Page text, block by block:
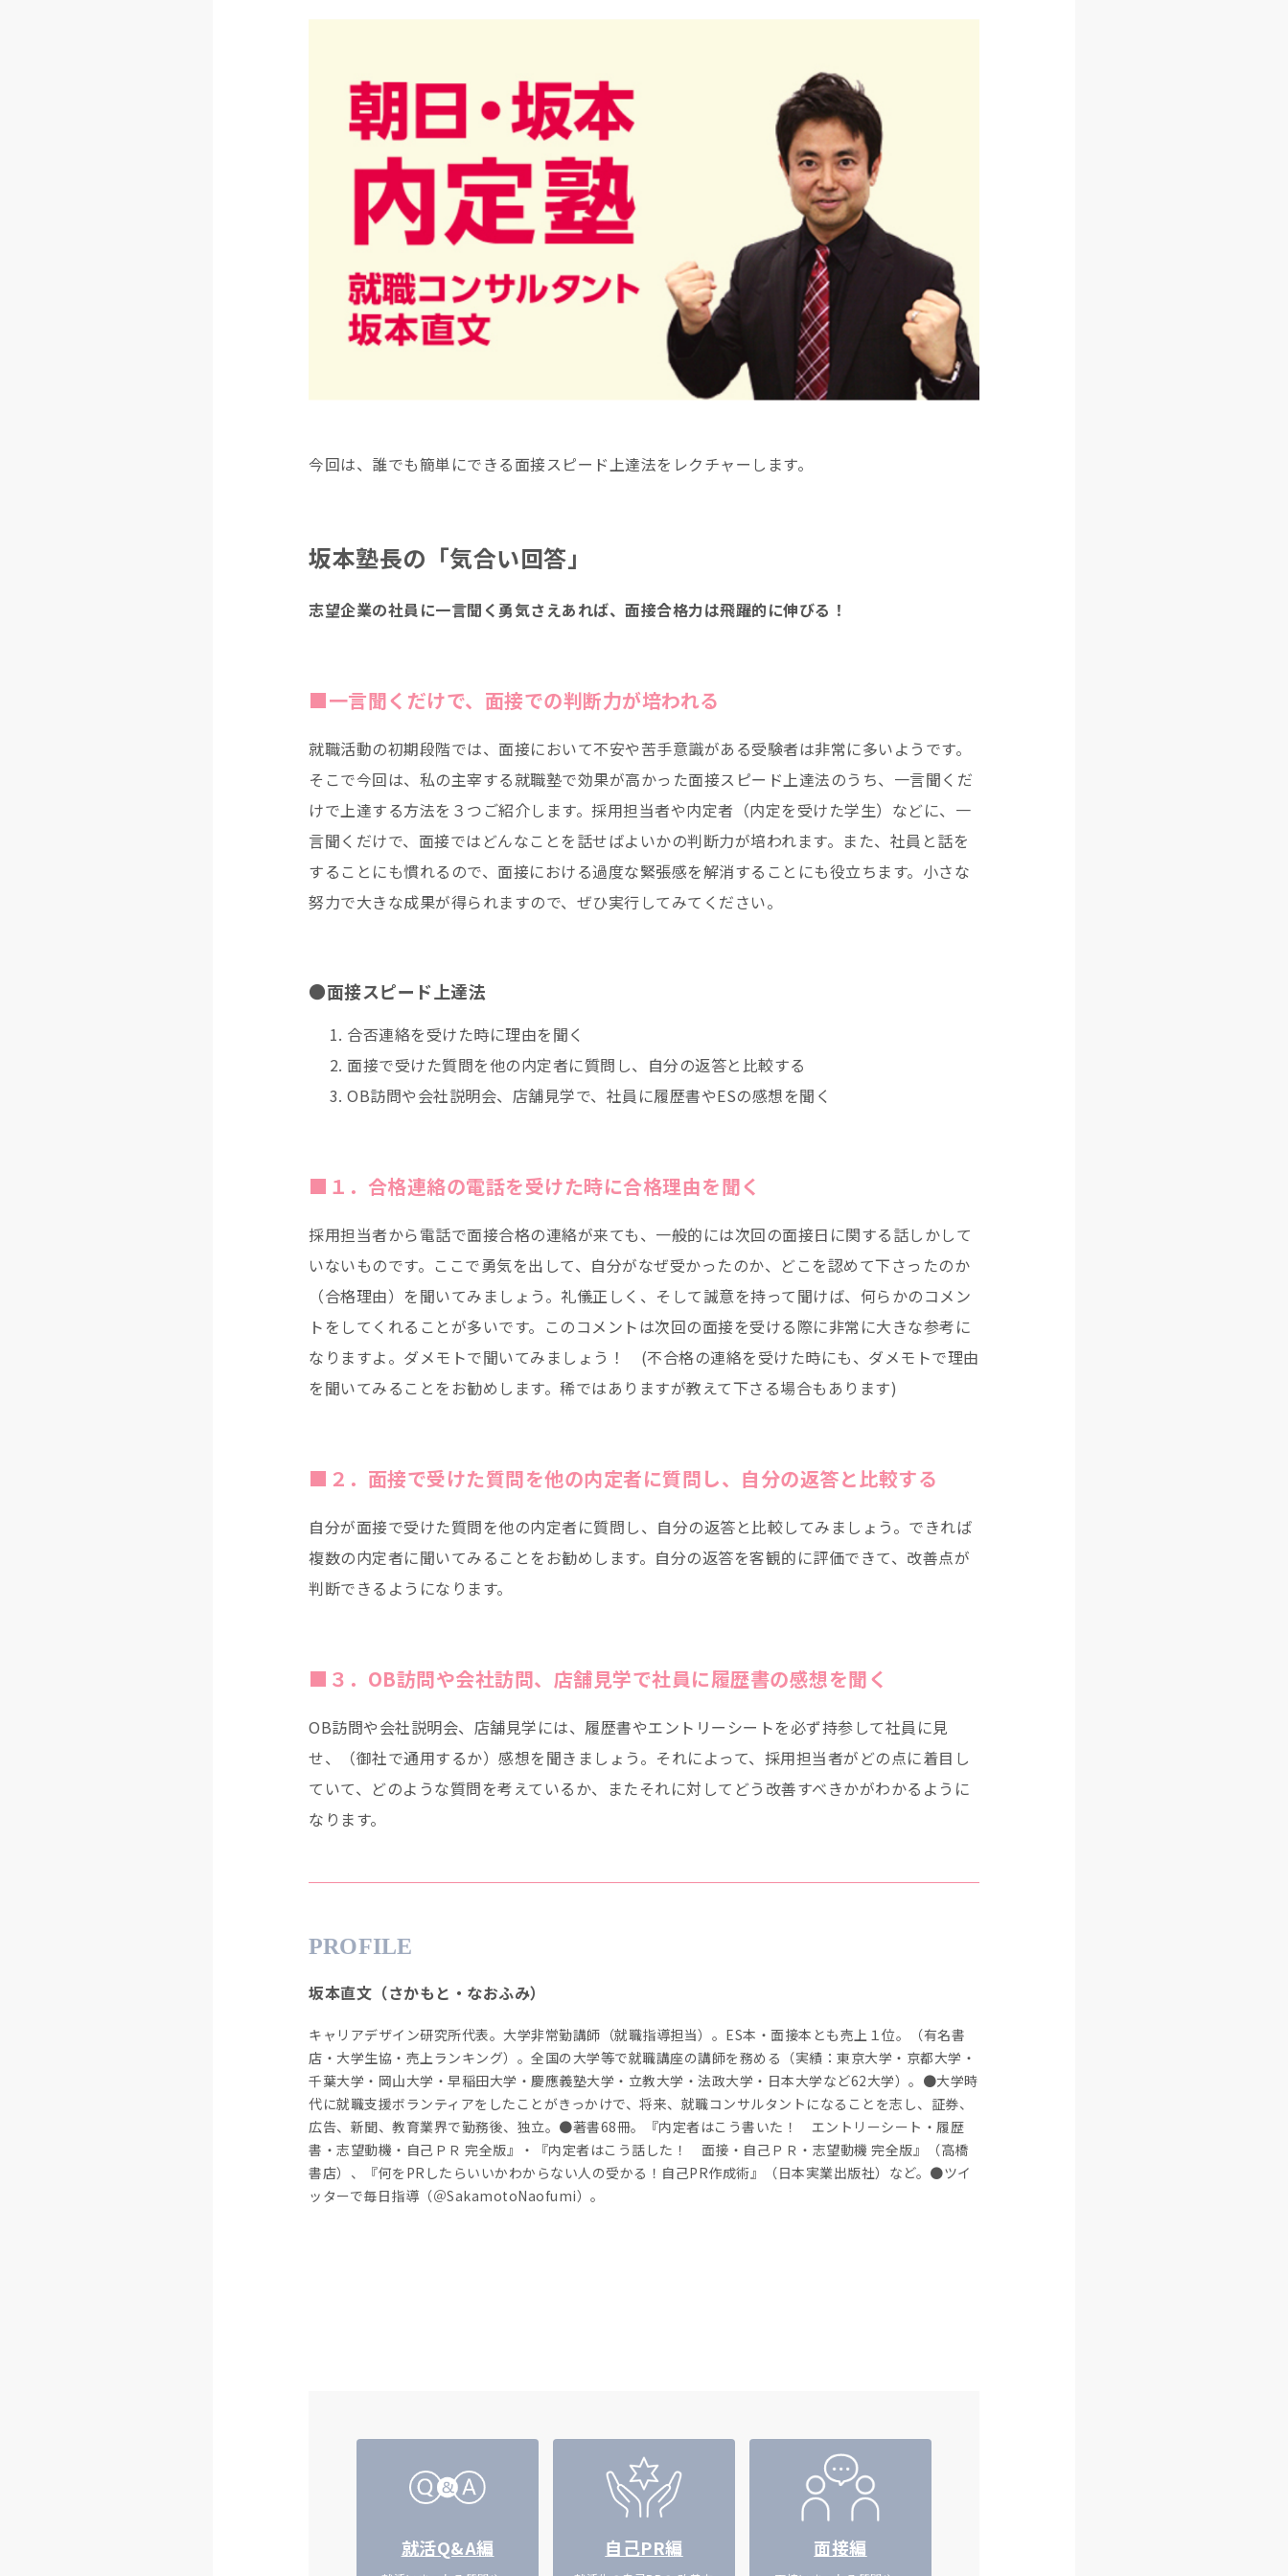
今回は、誰でも簡単にできる面接スピード上達法をレクチャーします。
坂本塾長の「気合い回答」
志望企業の社員に一言聞く勇気さえあれば、面接合格力は飛躍的に伸びる！
■一言聞くだけで、面接での判断力が培われる
就職活動の初期段階では、面接において不安や苦手意識がある受験者は非常に多いようです。
そこで今回は、私の主宰する就職塾で効果が高かった面接スピード上達法のうち、一言聞くだ
けで上達する方法を３つご紹介します。採用担当者や内定者（内定を受けた学生）などに、一
言聞くだけで、面接ではどんなことを話せばよいかの判断力が培われます。また、社員と話を
することにも慣れるので、面接における過度な緊張感を解消することにも役立ちます。小さな
努力で大きな成果が得られますので、ぜひ実行してみてください。
●面接スピード上達法
合否連絡を受けた時に理由を聞く
面接で受けた質問を他の内定者に質問し、自分の返答と比較する
OB訪問や会社説明会、店舗見学で、社員に履歴書やESの感想を聞く
■１．合格連絡の電話を受けた時に合格理由を聞く
採用担当者から電話で面接合格の連絡が来ても、一般的には次回の面接日に関する話しかして
いないものです。ここで勇気を出して、自分がなぜ受かったのか、どこを認めて下さったのか
（合格理由）を聞いてみましょう。礼儀正しく、そして誠意を持って聞けば、何らかのコメン
トをしてくれることが多いです。このコメントは次回の面接を受ける際に非常に大きな参考に
なりますよ。ダメモトで聞いてみましょう！ (不合格の連絡を受けた時にも、ダメモトで理由
を聞いてみることをお勧めします。稀ではありますが教えて下さる場合もあります)
■２．面接で受けた質問を他の内定者に質問し、自分の返答と比較する
自分が面接で受けた質問を他の内定者に質問し、自分の返答と比較してみましょう。できれば
複数の内定者に聞いてみることをお勧めします。自分の返答を客観的に評価できて、改善点が
判断できるようになります。
■３．OB訪問や会社訪問、店舗見学で社員に履歴書の感想を聞く
OB訪問や会社説明会、店舗見学には、履歴書やエントリーシートを必ず持参して社員に見
せ、（御社で通用するか）感想を聞きましょう。それによって、採用担当者がどの点に着目し
ていて、どのような質問を考えているか、またそれに対してどう改善すべきかがわかるように
なります。
PROFILE
坂本直文（さかもと・なおふみ）
キャリアデザイン研究所代表。大学非常勤講師（就職指導担当）。ES本・面接本とも売上１位。（有名書
店・大学生協・売上ランキング）。全国の大学等で就職講座の講師を務める（実績：東京大学・京都大学・
千葉大学・岡山大学・早稲田大学・慶應義塾大学・立教大学・法政大学・日本大学など62大学）。●大学時
代に就職支援ボランティアをしたことがきっかけで、将来、就職コンサルタントになることを志し、証券、
広告、新聞、教育業界で勤務後、独立。●著書68冊。『内定者はこう書いた！ エントリーシート・履歴
書・志望動機・自己ＰＲ 完全版』・『内定者はこう話した！ 面接・自己ＰＲ・志望動機 完全版』（高橋
書店）、『何をPRしたらいいかわからない人の受かる！自己PR作成術』（日本実業出版社）など。●ツイ
ッターで毎日指導（＠SakamotoNaofumi）。
就活Q&A編 自己PR編 面接編